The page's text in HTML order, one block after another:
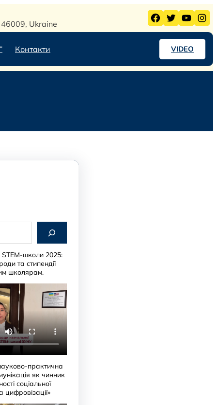
Ukraine Facebook Twitter YouTube Instagram
Контакти VIDEO
школи 2025:
та стипендії
школярам.
практична
як чинник
соціальної
цифровізації»